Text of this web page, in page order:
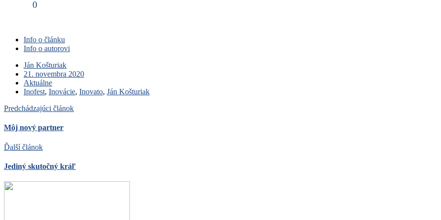
0
Info o článku
Info o autorovi
Ján Košturiak
21. novembra 2020
Aktuálne
Inofest, Inovácie, Inovato, Ján Košturiak
Predchádzajúci článok
Môj nový partner
Ďalší článok
Jediný skutočný kráľ